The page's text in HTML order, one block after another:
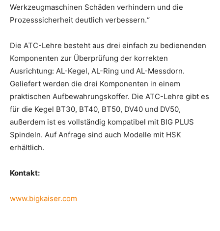
Werkzeugmaschinen Schäden verhindern und die
Prozesssicherheit deutlich verbessern.“
Die ATC-Lehre besteht aus drei einfach zu bedienenden
Komponenten zur Überprüfung der korrekten
Ausrichtung: AL-Kegel, AL-Ring und AL-Messdorn.
Geliefert werden die drei Komponenten in einem
praktischen Aufbewahrungskoffer. Die ATC-Lehre gibt es
für die Kegel BT30, BT40, BT50, DV40 und DV50,
außerdem ist es vollständig kompatibel mit BIG PLUS
Spindeln. Auf Anfrage sind auch Modelle mit HSK
erhältlich.
Kontakt:
www.bigkaiser.com